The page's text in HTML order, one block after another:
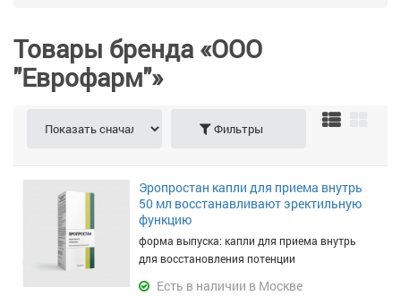
Товары бренда «ООО
"Еврофарм"»
Фильтры
Эропростан капли для приема внутрь
50 мл восстанавливают эректильную
функцию
форма выпуска: капли для приема внутрь
для восстановления потенции
Есть в наличии в Москве